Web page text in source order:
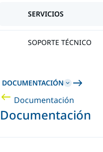
SERVICIOS
SOPORTE TÉCNICO
DOCUMENTACIÓN
Documentación
Documentación